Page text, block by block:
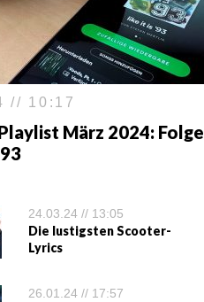
// 10:17
März 2024: Folge
24.03.24 // 13:05
Die lustigsten Scooter-
Lyrics
26.01.24 // 17:57